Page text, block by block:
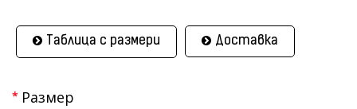
Таблица с размери Доставка
Размер